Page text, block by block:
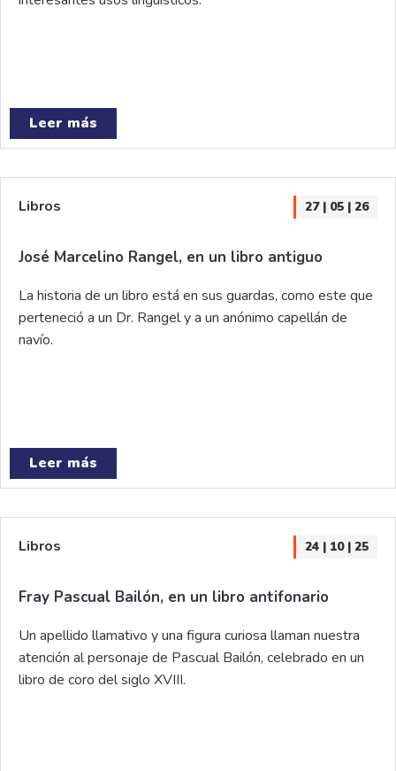
Leer más
Libros 27 | 05 | 26
José Marcelino Rangel, en un libro antiguo
La historia de un libro está en sus guardas, como este que
perteneció a un Dr. Rangel y a un anónimo capellán de
navío.
Leer más
Libros 24 | 10 | 25
Fray Pascual Bailón, en un libro antifonario
Un apellido llamativo y una figura curiosa llaman nuestra
atención al personaje de Pascual Bailón, celebrado en un
libro de coro del siglo XVIII.